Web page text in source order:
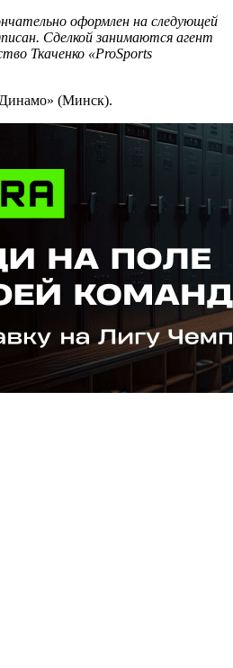
оформлен на следующей
Сделкой занимаются агент
Ткаченко «ProSports
(Минск).